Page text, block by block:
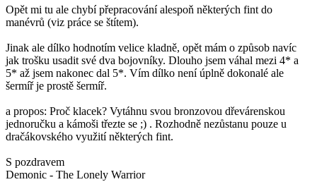
Opět mi tu ale chybí přepracování alespoň některých fint do
manévrů (viz práce se štítem).
Jinak ale dílko hodnotím velice kladně, opět mám o způsob navíc
jak trošku usadit své dva bojovníky. Dlouho jsem váhal mezi 4* a
5* až jsem nakonec dal 5*. Vím dílko není úplně dokonalé ale
šermíř je prostě šermíř.
a propos: Proč klacek? Vytáhnu svou bronzovou dřevárenskou
jednoručku a kámoši třezte se ;) . Rozhodně nezůstanu pouze u
dračákovského využití některých fint.
S pozdravem
Demonic - The Lonely Warrior